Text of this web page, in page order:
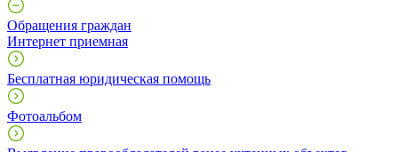
Обращения граждан
Интернет приемная
Бесплатная юридическая помощь
Фотоальбом